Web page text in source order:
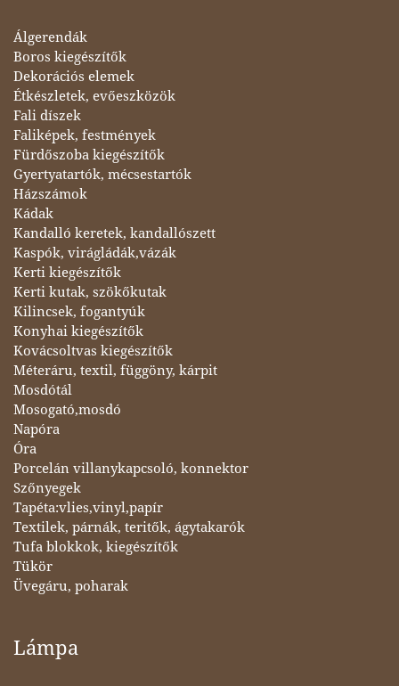
Álgerendák
Boros kiegészítők
Dekorációs elemek
Étkészletek, evőeszközök
Fali díszek
Faliképek, festmények
Fürdőszoba kiegészítők
Gyertyatartók, mécsestartók
Házszámok
Kádak
Kandalló keretek, kandallószett
Kaspók, virágládák,vázák
Kerti kiegészítők
Kerti kutak, szökőkutak
Kilincsek, fogantyúk
Konyhai kiegészítők
Kovácsoltvas kiegészítők
Méteráru, textil, függöny, kárpit
Mosdótál
Mosogató,mosdó
Napóra
Óra
Porcelán villanykapcsoló, konnektor
Szőnyegek
Tapéta:vlies,vinyl,papír
Textilek, párnák, teritők, ágytakarók
Tufa blokkok, kiegészítők
Tükör
Üvegáru, poharak
Lámpa